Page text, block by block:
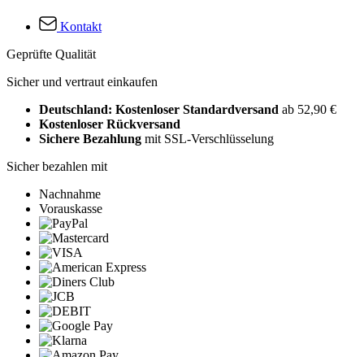
Kontakt
Geprüfte Qualität
Sicher und vertraut einkaufen
Deutschland: Kostenloser Standardversand ab 52,90 €
Kostenloser Rückversand
Sichere Bezahlung mit SSL-Verschlüsselung
Sicher bezahlen mit
Nachnahme
Vorauskasse